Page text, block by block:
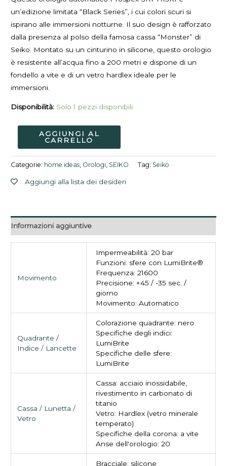
un’edizione limitata “Black Series”, i cui colori scuri si
ispirano alle immersioni notturne. Il suo design è rafforzato
dalla presenza al polso della famosa cassa “Monster” di
Seiko. Montato su un cinturino in silicone, questo orologio
è resistente all’acqua fino a 200 metri e dispone di un
fondello a vite e di un vetro hardlex ideale per le
immersioni.
Disponibilità: Solo 1 pezzi disponibili
AGGIUNGI AL
CARRELLO
Categorie: home ideas, Orologi, SEIKO Tag: Seiko
Aggiungi alla lista dei desideri
Informazioni aggiuntive
Movimento
Impermeabilità: 20 bar
Funzioni: sfere con LumiBrite®
Frequenza: 21600
Precisione: +45 / -35 sec. /
giorno
Movimento: Automatico
Quadrante /
Indice / Lancette
Colorazione quadrante: nero
Specifiche degli indici:
LumiBrite
Specifiche delle sfere:
LumiBrite
Cassa / Lunetta /
Vetro
Cassa: acciaio inossidabile,
rivestimento in carbonato di
titanio
Vetro: Hardlex (vetro minerale
temperato)
Specifiche della corona: a vite
Anse dell'orologio: 20
Bracciale: silicone